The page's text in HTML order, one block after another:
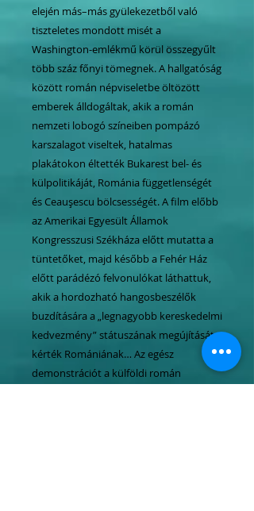
elején más–más gyülekezetből való
tiszteletes mondott misét a
Washington-emlékmű körül összegyűlt
több száz főnyi tömegnek. A hallgatóság
között román népviseletbe öltözött
emberek álldogáltak, akik a román
nemzeti lobogó színeiben pompázó
karszalagot viseltek, hatalmas
plakátokon éltették Bukarest bel- és
külpolitikáját, Románia függetlenségét
és Ceauşescu bölcsességét. A film előbb
az Amerikai Egyesült Államok
Kongresszusi Székháza előtt mutatta a
tüntetőket, majd később a Fehér Ház
előtt parádézó felvonulókat láthattuk,
akik a hordozható hangosbeszélők
buzdítására a „legnagyobb kereskedelmi
kedvezmény” státuszának megújítását
kérték Romániának… Az egész
demonstrációt a külföldi román